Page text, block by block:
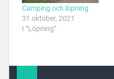
Camping och löpning
31 oktober, 2021
I ”Löpning”